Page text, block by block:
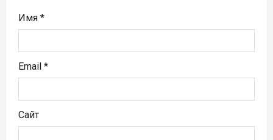
м
Имя *
Email *
Сайт